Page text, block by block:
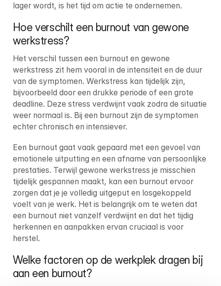
lager wordt, is het tijd om actie te ondernemen.
Hoe verschilt een burnout van gewone
werkstress?
Het verschil tussen een burnout en gewone
werkstress zit hem vooral in de intensiteit en de duur
van de symptomen. Werkstress kan tijdelijk zijn,
bijvoorbeeld door een drukke periode of een grote
deadline. Deze stress verdwijnt vaak zodra de situatie
weer normaal is. Bij een burnout zijn de symptomen
echter chronisch en intensiever.
Een burnout gaat vaak gepaard met een gevoel van
emotionele uitputting en een afname van persoonlijke
prestaties. Terwijl gewone werkstress je misschien
tijdelijk gespannen maakt, kan een burnout ervoor
zorgen dat je je volledig uitgeput en losgekoppeld
voelt van je werk. Het is belangrijk om te weten dat
een burnout niet vanzelf verdwijnt en dat het tijdig
herkennen en aanpakken ervan cruciaal is voor
herstel.
Welke factoren op de werkplek dragen bij
aan een burnout?